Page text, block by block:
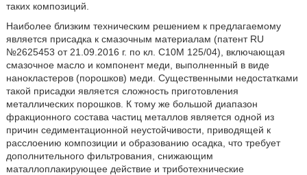
таких композиций.
Наиболее близким техническим решением к предлагаемому
является присадка к смазочным материалам (патент RU
№2625453 от 21.09.2016 г. по кл. С10М 125/04), включающая
смазочное масло и компонент меди, выполненный в виде
нанокластеров (порошков) меди. Существенными недостатками
такой присадки является сложность приготовления
металлических порошков. К тому же большой диапазон
фракционного состава частиц металлов является одной из
причин седиментационной неустойчивости, приводящей к
расслоению композиции и образованию осадка, что требует
дополнительного фильтрования, снижающим
маталлоплакирующее действие и триботехнические